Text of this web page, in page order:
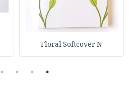
Floral Softcover N
1
2
3
4